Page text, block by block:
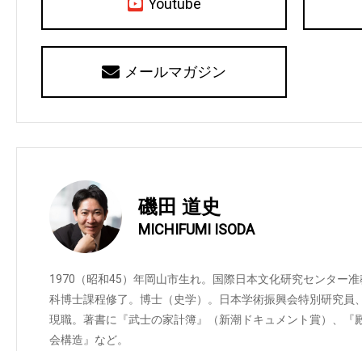
Youtube
メールマガジン
磯田 道史
MICHIFUMI ISODA
1970（昭和45）年岡山市生れ。国際日本文化研究センター
科博士課程修了。博士（史学）。日本学術振興会特別研究員
現職。著書に『武士の家計簿』（新潮ドキュメント賞）、『
会構造』など。